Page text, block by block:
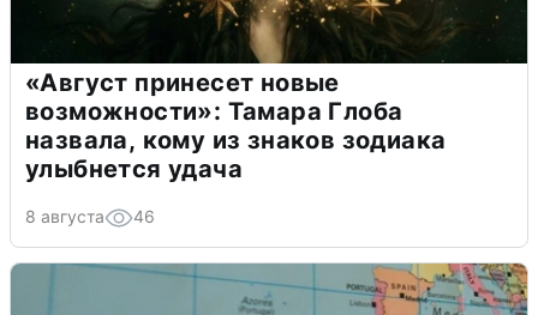
«Август принесет новые
возможности»: Тамара Глоба
назвала, кому из знаков зодиака
улыбнется удача
8 августа 46